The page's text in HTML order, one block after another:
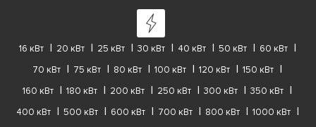
16 кВт 20 кВт 25 кВт 30 кВт 40 кВт 50 кВт
60 кВт
70 кВт
75 кВт 80 кВт 100 кВт 120 кВт
150 кВт
160 кВт
180 кВт 200 кВт 250 кВт 300 кВт
350 кВт
400 кВт
500 кВт 600 кВт 700 кВт 800 кВт
1000 кВт